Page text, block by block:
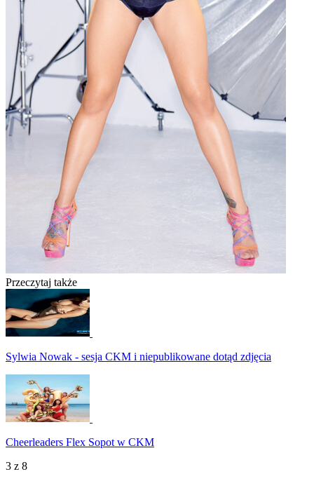
Przeczytaj także
Sylwia Nowak - sesja CKM i niepublikowane dotąd zdjęcia
Cheerleaders Flex Sopot w CKM
3 z 8